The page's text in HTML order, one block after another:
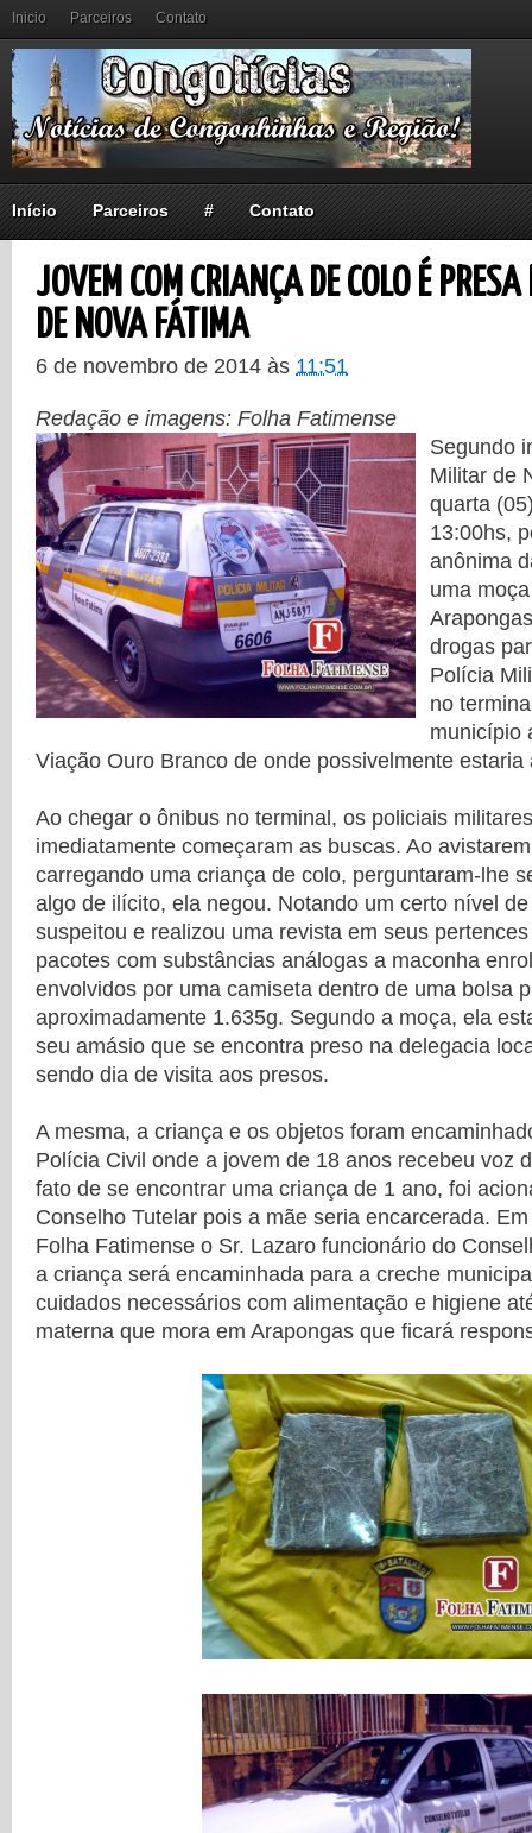
Inicio Parceiros Contato
Início Parceiros # Contato
JOVEM COM CRIANÇA DE COLO É
DE NOVA FÁTIMA
6 de novembro de 2014 às 11:51
Redação e imagens: Folha Fatimense
Segundo
Militar de
quarta
13:00hs,
anônima
uma
drogas
Polícia
no
município
Viação Ouro Branco de onde possivelmente estaria
Ao chegar o ônibus no terminal, os policiais
imediatamente começaram as buscas. Ao
carregando uma criança de colo, perguntaram-lhe
algo de ilícito, ela negou. Notando um certo nível
suspeitou e realizou uma revista em seus
pacotes com substâncias análogas a maconha
envolvidos por uma camiseta dentro de uma bolsa
aproximadamente 1.635g. Segundo a moça, ela
seu amásio que se encontra preso na delegacia
sendo dia de visita aos presos.
A mesma, a criança e os objetos foram
Polícia Civil onde a jovem de 18 anos recebeu voz
fato de se encontrar uma criança de 1 ano, foi
Conselho Tutelar pois a mãe seria encarcerada.
Folha Fatimense o Sr. Lazaro funcionário do
a criança será encaminhada para a creche
cuidados necessários com alimentação e higiene
materna que mora em Arapongas que ficará